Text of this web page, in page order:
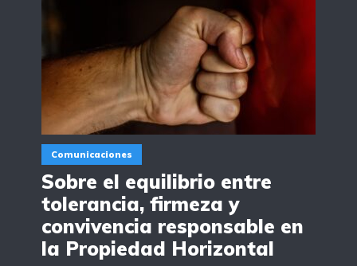
Comunicaciones
Sobre el equilibrio entre
tolerancia, firmeza y
convivencia responsable en
la Propiedad Horizontal